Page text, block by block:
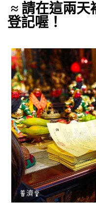
≈ 請在這兩天
登記喔！